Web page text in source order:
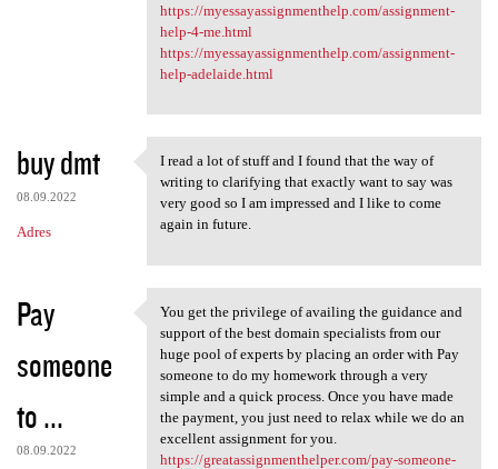
https://myessayassignmenthelp.com/assignment-
help-4-me.html
https://myessayassignmenthelp.com/assignment-
help-adelaide.html
buy dmt
08.09.2022
Adres
I read a lot of stuff and I
I read a lot of stuff and I found that the way of
writing to clarifying that exactly want to say was
very good so I am impressed and I like to come
again in future.
Pay
someone
to ...
08.09.2022
You get the privilege of
You get the privilege of availing the guidance and
support of the best domain specialists from our
huge pool of experts by placing an order with Pay
someone to do my homework through a very
simple and a quick process. Once you have made
the payment, you just need to relax while we do an
excellent assignment for you.
https://greatassignmenthelper.com/pay-someone-